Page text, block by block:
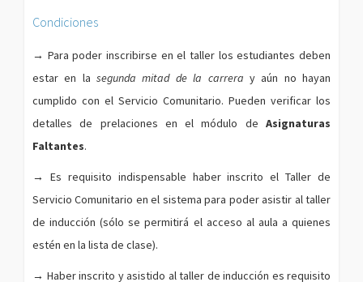
Condiciones
→ Para poder inscribirse en el taller los estudiantes deben
estar en lasegunda mitad de la carrera y aún no hayan
cumplido con el Servicio Comunitario. Pueden verificar los
detalles de prelaciones en el módulo de Asignaturas
Faltantes.
→
Es requisito indispensable haber inscrito el Taller de
Servicio Comunitario en el sistema para poder asistir al taller
de inducción (sólo se permitirá el acceso al aula a quienes
estén en la lista de clase).
→ Haber inscrito y asistido al taller de inducción es requisito